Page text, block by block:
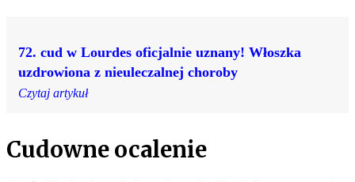
72. cud w Lourdes oficjalnie uznany! Włoszka
uzdrowiona z nieuleczalnej choroby
Czytaj artykuł
Cudowne ocalenie